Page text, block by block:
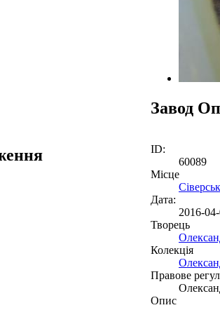
Завод
ID:
60089
Місце
Дата:
2016-
Творець
Колекція
Правове
Опис